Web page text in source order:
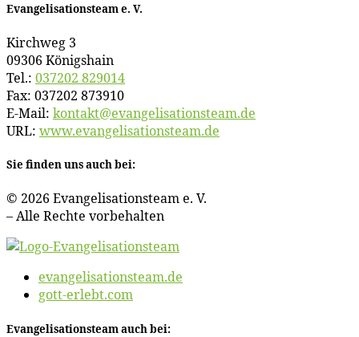
Evan­ge­li­sa­ti­ons­team e. V.
Kirch­weg 3
09306 Königshain
Tel.: 037202 829014
Fax: 037202 873910
E‑Mail: kontakt@​evangelisationsteam.​de
URL: www​.evan​ge​li​sa​ti​ons​team​.de
Sie fin­den uns auch bei:
© 2026 Evan­ge­li­sa­ti­ons­team e. V.
– Al­le Rech­te vorbehalten
evangelisationsteam.de
gott-erlebt.com
Evan­ge­li­sa­ti­ons­team auch bei: